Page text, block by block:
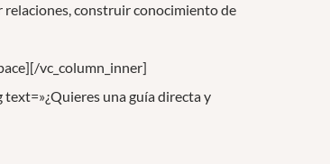
construir conocimiento de
vc_column_inner]
una guía directa y